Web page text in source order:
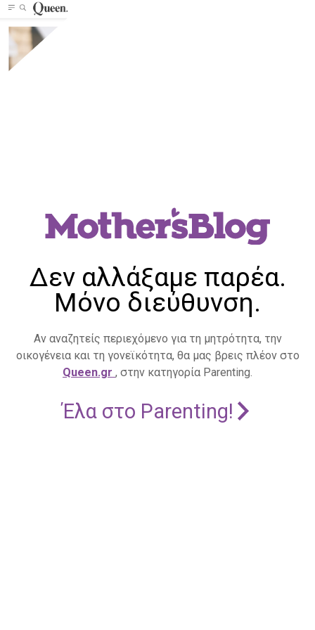
Δεν αλλάξαμε παρέα.
Μόνο διεύθυνση.
Αν αναζητείς περιεχόμενο για τη μητρότητα, την
οικογένεια και τη γονεϊκότητα, θα μας βρεις πλέον στο
Queen.gr , στην κατηγορία Parenting.
Έλα στο Parenting!